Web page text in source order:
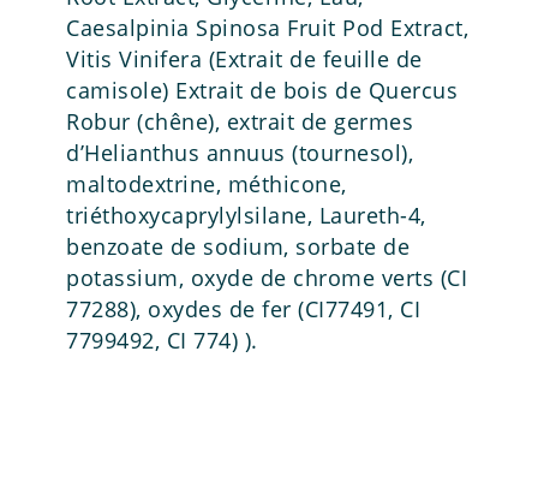
Caesalpinia Spinosa Fruit Pod Extract,
Vitis Vinifera (Extrait de feuille de
camisole) Extrait de bois de Quercus
Robur (chêne), extrait de germes
d’Helianthus annuus (tournesol),
maltodextrine, méthicone,
triéthoxycaprylylsilane, Laureth-4,
benzoate de sodium, sorbate de
potassium, oxyde de chrome verts (CI
77288), oxydes de fer (CI77491, CI
7799492, CI 774) ).